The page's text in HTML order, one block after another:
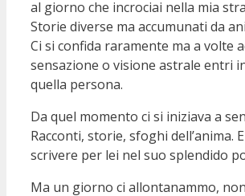
al giorno che incrociai nella mia
Storie diverse ma accumunati da
Ci si confida raramente ma a volte
sensazione o visione astrale entri
quella persona.
Da quel momento ci si iniziava a
Racconti, storie, sfoghi dell’anima.
scrivere per lei nel suo splendido
Ma un giorno ci allontanammo,